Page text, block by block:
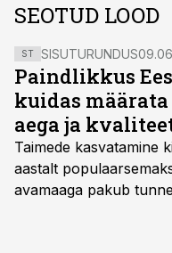
SEOTUD LOOD
ST SISUTURUNDUS
Paindlikkus
kuidas
aega ja
Taimede kasvatamine
aastalt
avamaaga pakub